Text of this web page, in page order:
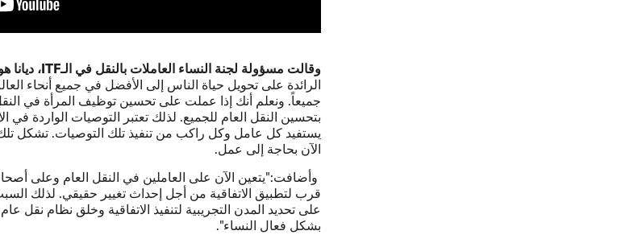
وقالت مسؤولة لجنة النساء العاملات بالنقل في الـITF، ديانا
الرائدة على تحويل حياة الناس إلى الأفضل في جميع أنحاء
جميعاً. ونعلم أنك إذا عملت على تحسين توظيف المرأة في
بتحسين النقل العام للجميع. لذلك تعتبر التوصيات الواردة في
يستفيد كل عامل وكل راكب من تنفيذ تلك التوصيات. تشكل تلك
الآن بحاجة إلى عمل.
وأضافت:"يتعين الآن على العاملين في النقل العام وعلى
قرب لتطبيق الاتفاقية من أجل إحداث تغيير حقيقي. لذلك
على تحديد المدن التجريبية لتنفيذ الاتفاقية وخلق نظام نقل
بشكل فعال النساء".